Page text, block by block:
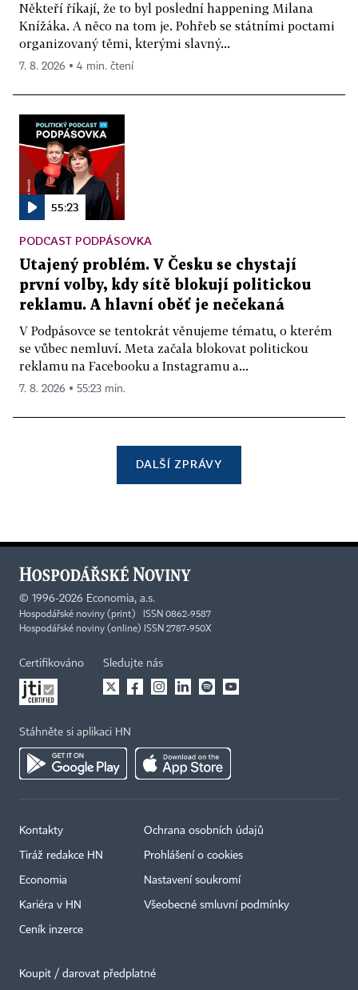
Někteří říkají, že to byl poslední happening Milana
Knížáka. A něco na tom je. Pohřeb se státními poctami
organizovaný těmi, kterými slavný...
7. 8. 2026 ▪ 4 min. čtení
55:23
PODCAST PODPÁSOVKA
Utajený problém. V Česku se chystají
první volby, kdy sítě blokují politickou
reklamu. A hlavní oběť je nečekaná
V Podpásovce se tentokrát věnujeme tématu, o kterém
se vůbec nemluví. Meta začala blokovat politickou
reklamu na Facebooku a Instagramu a...
7. 8. 2026 ▪ 55:23 min.
DALŠÍ ZPRÁVY
© 1996-2026 Economia, a.s.
Hospodářské noviny (print) ISSN 0862-9587
Hospodářské noviny (online) ISSN 2787-950X
Certifikováno Sledujte nás
Stáhněte si aplikaci HN
Kontakty
Tiráž redakce HN
Economia
Kariéra v HN
Ceník inzerce
Ochrana osobních údajů
Prohlášení o cookies
Nastavení soukromí
Všeobecné smluvní podmínky
Koupit / darovat předplatné